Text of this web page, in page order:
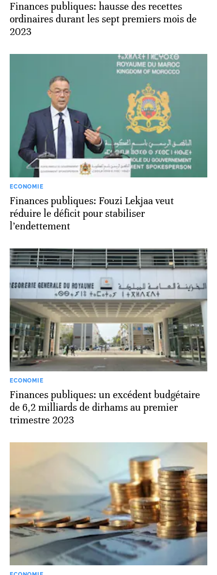
Finances publiques: hausse des recettes
ordinaires durant les sept premiers mois de
2023
ECONOMIE
Finances publiques: Fouzi Lekjaa veut
réduire le déficit pour stabiliser
l’endettement
ECONOMIE
Finances publiques: un excédent budgétaire
de 6,2 milliards de dirhams au premier
trimestre 2023